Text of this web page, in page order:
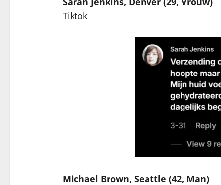
Tiktok
Michael Brown, Seattle (42, Man)